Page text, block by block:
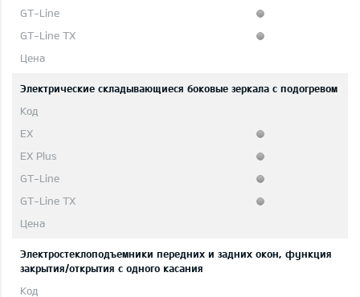
Электрические складывающиеся боковые зеркала с подогревом
Электростеклоподъемники передних и задних окон, функция
закрытия/открытия с одного касания